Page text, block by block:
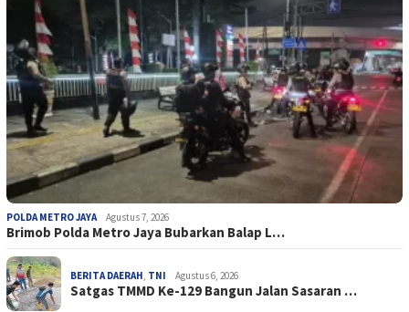
POLDA METRO JAYA Agustus 7, 2026
Brimob Polda Metro Jaya Bubarkan Balap L…
BERITA DAERAH, TNI Agustus 6, 2026
Satgas TMMD Ke-129 Bangun Jalan Sasaran …